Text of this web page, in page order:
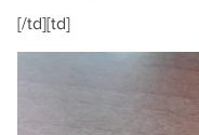
[/td][td]